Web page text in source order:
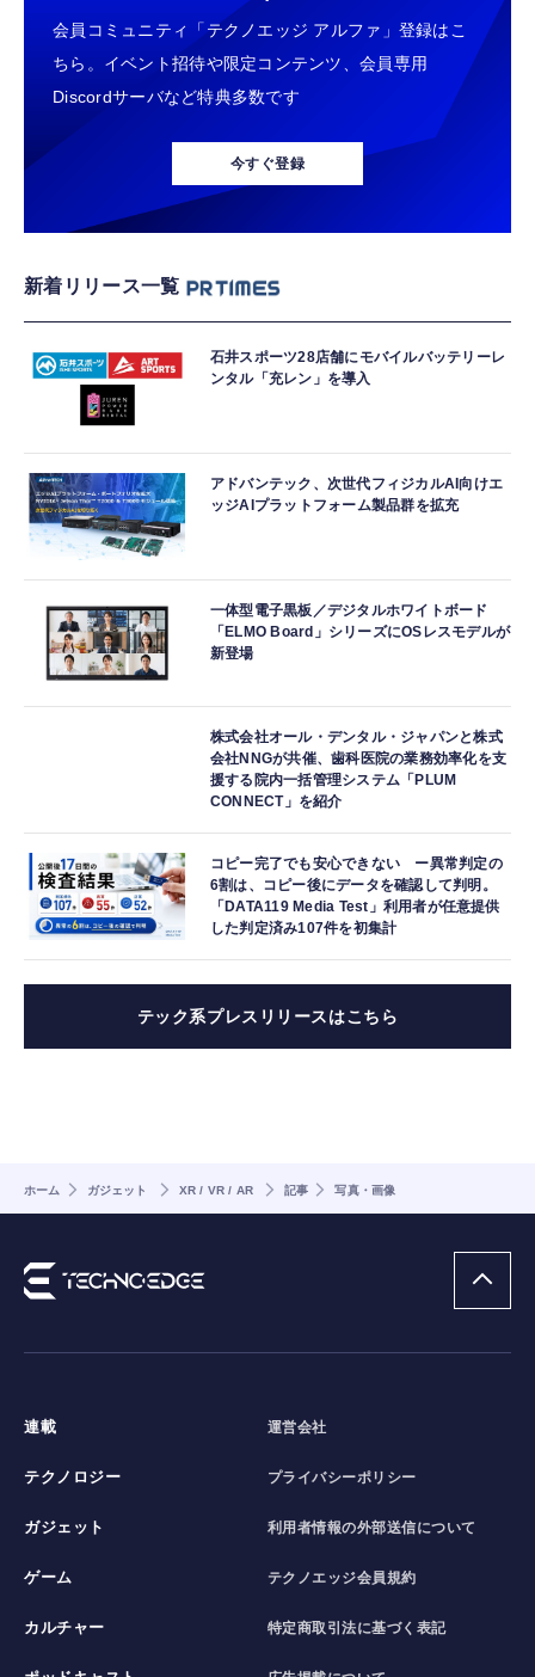
会員コミュニティ「テクノエッジ アルファ」登録はこ
ちら。イベント招待や限定コンテンツ、会員専用
Discordサーバなど特典多数です
今すぐ登録
新着リリース一覧
石井スポーツ28店舗にモバイルバッテリーレ
ンタル「充レン」を導入
アドバンテック、次世代フィジカルAI向けエ
ッジAIプラットフォーム製品群を拡充
一体型電子黒板／デジタルホワイトボード
「ELMO Board」シリーズにOSレスモデルが
新登場
株式会社オール・デンタル・ジャパンと株式
会社NNGが共催、歯科医院の業務効率化を支
援する院内一括管理システム「PLUM
CONNECT」を紹介
コピー完了でも安心できない ー異常判定の
6割は、コピー後にデータを確認して判明。
「DATA119 Media Test」利用者が任意提供
した判定済み107件を初集計
テック系プレスリリースはこちら
ホーム ガジェット XR / VR / AR 記事 写真・画像
連載
テクノロジー
ガジェット
ゲーム
カルチャー
運営会社
プライバシーポリシー
利用者情報の外部送信について
テクノエッジ会員規約
特定商取引法に基づく表記